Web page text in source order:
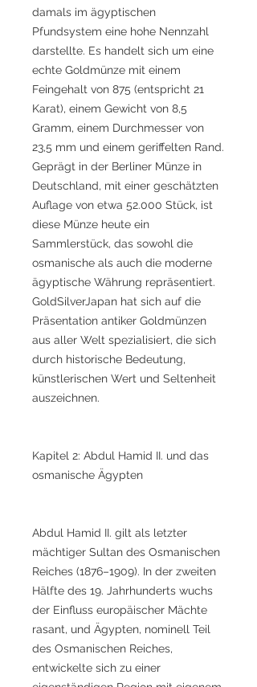
damals im ägyptischen
Pfundsystem eine hohe Nennzahl
darstellte. Es handelt sich um eine
echte Goldmünze mit einem
Feingehalt von 875 (entspricht 21
Karat), einem Gewicht von 8,5
Gramm, einem Durchmesser von
23,5 mm und einem geriffelten Rand.
Geprägt in der Berliner Münze in
Deutschland, mit einer geschätzten
Auflage von etwa 52.000 Stück, ist
diese Münze heute ein
Sammlerstück, das sowohl die
osmanische als auch die moderne
ägyptische Währung repräsentiert.
GoldSilverJapan hat sich auf die
Präsentation antiker Goldmünzen
aus aller Welt spezialisiert, die sich
durch historische Bedeutung,
künstlerischen Wert und Seltenheit
auszeichnen.
Kapitel 2: Abdul Hamid II. und das
osmanische Ägypten
Abdul Hamid II. gilt als letzter
mächtiger Sultan des Osmanischen
Reiches (1876–1909). In der zweiten
Hälfte des 19. Jahrhunderts wuchs
der Einfluss europäischer Mächte
rasant, und Ägypten, nominell Teil
des Osmanischen Reiches,
entwickelte sich zu einer